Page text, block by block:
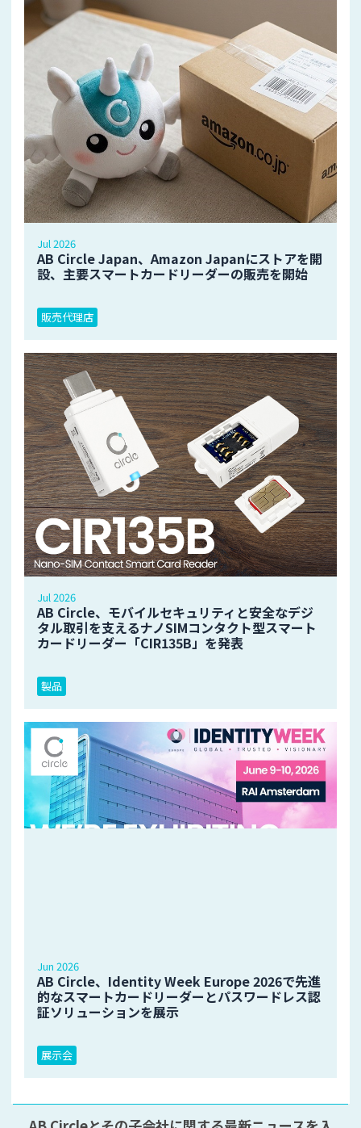
Jul 2026
AB Circle Japan、Amazon Japanにストアを開
設、主要スマートカードリーダーの販売を開始
販売代理店
Jul 2026
AB Circle、モバイルセキュリティと安全なデジ
タル取引を支えるナノSIMコンタクト型スマート
カードリーダー「CIR135B」を発表
製品
Jun 2026
AB Circle、Identity Week Europe 2026で先進
的なスマートカードリーダーとパスワードレス認
証ソリューションを展示
展示会